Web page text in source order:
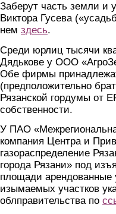
Заберут часть земли и
Виктора Гусева
нем здесь.
Среди юрлиц тысячи
Дядькове у ООО
Обе фирмы
(предположительно
Рязанской гордумы от
собственности.
У ПАО
компания Центра и
газораспределение
города Рязани» под
площади арендованные
изымаемых участков
облправительства по